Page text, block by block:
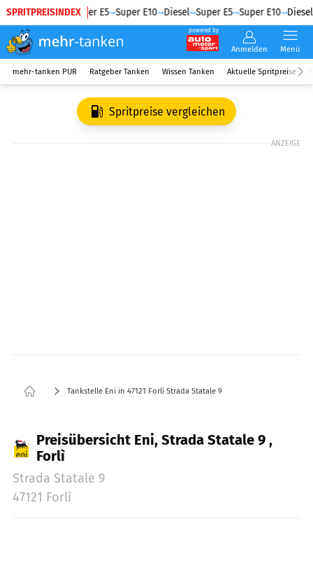
SPRITPREISINDEX
Diesel Super E5 Super E10 Diesel Super E5 Super E10 Diesel
powered by
Anmelden Menü
mehr-tanken PUR Ratgeber Tanken Wissen Tanken Aktuelle Spritpreise
Spritpreise vergleichen
ANZEIGE
Tankstelle Eni in 47121 Forlì Strada Statale 9
Preisübersicht Eni, Strada Statale 9 ,
Forlì
Strada Statale 9
47121 Forlì